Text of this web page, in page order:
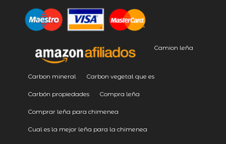
Camion leña
Carbon mineral Carbon vegetal que es
Carbón propiedades Compra leña
Comprar leña para chimenea
Cual es la mejor leña para la chimenea